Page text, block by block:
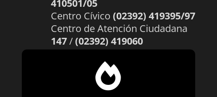
410501/05
Centro Cívico (02392) 419395/97
Centro de Atención Ciudadana
147/(02392) 419060
